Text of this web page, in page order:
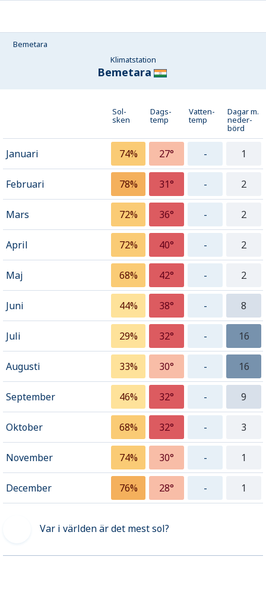
Bemetara
Klimatstation
Bemetara
Sol-
sken
Dags-
temp
Vatten-
temp
Dagar m.
neder­
börd
Januari 74% 27° - 1
Februari 78% 31° - 2
Mars 72% 36° - 2
April 72% 40° - 2
Maj 68% 42° - 2
Juni 44% 38° - 8
Juli 29% 32° - 16
Augusti 33% 30° - 16
September 46% 32° - 9
Oktober 68% 32° - 3
November 74% 30° - 1
December 76% 28° - 1
Var i världen är det mest sol?